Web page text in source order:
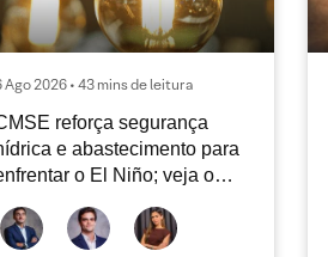
Ago 2026 • 43 mins de leitura
reforça segurança
e abastecimento para
o El Niño; veja o
Radar Energia XP | Agosto